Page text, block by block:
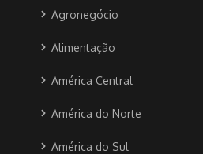
Agronegócio
Alimentação
América Central
América do Norte
América do Sul